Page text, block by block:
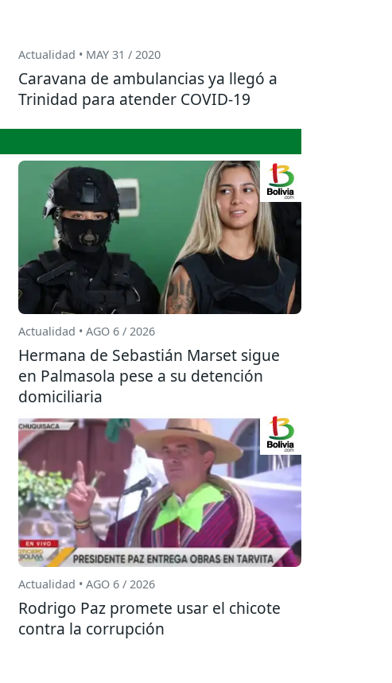
Actualidad • MAY 31 / 2020
Caravana de ambulancias ya llegó a
Trinidad para atender COVID-19
Actualidad • AGO 6 / 2026
Hermana de Sebastián Marset sigue
en Palmasola pese a su detención
domiciliaria
Actualidad • AGO 6 / 2026
Rodrigo Paz promete usar el chicote
contra la corrupción